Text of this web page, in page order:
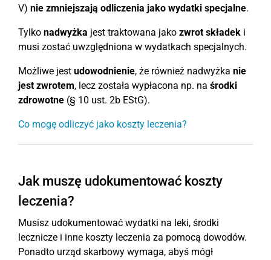
V) nie zmniejszają odliczenia jako wydatki specjalne.
Tylko nadwyżka jest traktowana jako zwrot składek i
musi zostać uwzględniona w wydatkach specjalnych.
Możliwe jest udowodnienie, że również nadwyżka nie
jest zwrotem, lecz została wypłacona np. na środki
zdrowotne (§ 10 ust. 2b EStG).
Co mogę odliczyć jako koszty leczenia?
Jak muszę udokumentować koszty
leczenia?
Musisz udokumentować wydatki na leki, środki
lecznicze i inne koszty leczenia za pomocą dowodów.
Ponadto urząd skarbowy wymaga, abyś mógł